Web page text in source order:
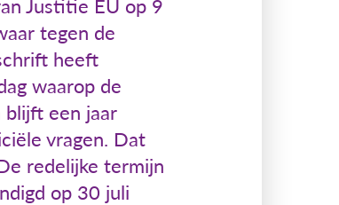
Justitie EU op 9
tegen de
heeft
waarop de
blijft een jaar
vragen. Dat
redelijke termijn
op 30 juli